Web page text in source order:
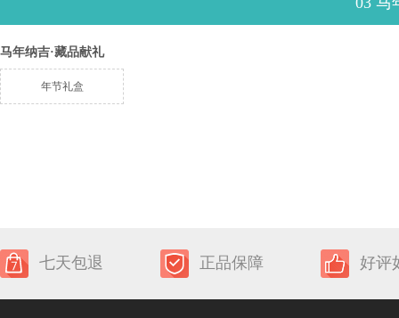
马年纳吉·藏品献礼
年节礼盒
七天包退 正品保障 好评